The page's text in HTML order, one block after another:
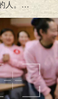
人。…